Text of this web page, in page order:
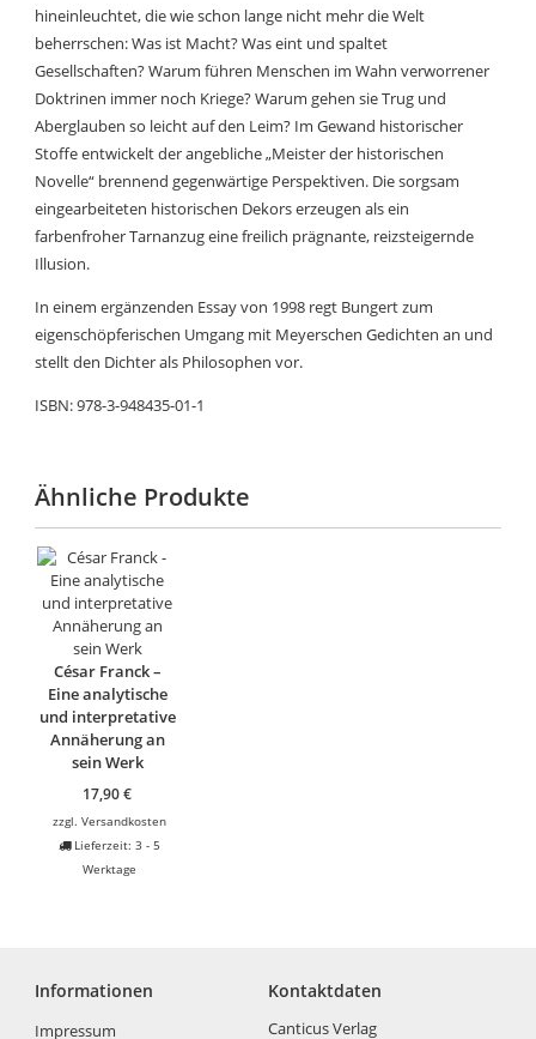
hineinleuchtet, die wie schon lange nicht mehr die Welt
beherrschen: Was ist Macht? Was eint und spaltet
Gesellschaften? Warum führen Menschen im Wahn verworrener
Doktrinen immer noch Kriege? Warum gehen sie Trug und
Aberglauben so leicht auf den Leim? Im Gewand historischer
Stoffe entwickelt der angebliche „Meister der historischen
Novelle“ brennend gegenwärtige Perspektiven. Die sorgsam
eingearbeiteten historischen Dekors erzeugen als ein
farbenfroher Tarnanzug eine freilich prägnante, reizsteigernde
Illusion.
In einem ergänzenden Essay von 1998 regt Bungert zum
eigenschöpferischen Umgang mit Meyerschen Gedichten an und
stellt den Dichter als Philosophen vor.
ISBN: 978-3-948435-01-1
Ähnliche Produkte
César Franck –
Eine analytische
und interpretative
Annäherung an
sein Werk
17,90€
zzgl.Versandkosten
Lieferzeit:3 - 5
Werktage
Informationen
Impressum
Kontaktdaten
Canticus Verlag